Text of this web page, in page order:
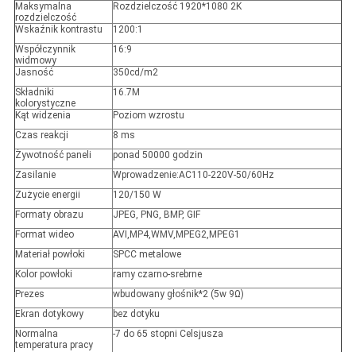
Maksymalna
rozdzielczość
Rozdzielczość 1920*1080 2K
Wskaźnik kontrastu
1200:1
Współczynnik
widmowy
16:9
Jasność
350cd/m2
Składniki
kolorystyczne
16.7M
Kąt widzenia
Poziom wzrostu
Czas reakcji
8 ms
Żywotność paneli
ponad 50000 godzin
Zasilanie
Wprowadzenie:AC110-220V-50/60Hz
Zużycie energii
120/150 W
Formaty obrazu
JPEG, PNG, BMP, GIF
Format wideo
AVI,MP4,WMV,MPEG2,MPEG1
Materiał powłoki
SPCC metalowe
Kolor powłoki
ramy czarno-srebrne
Prezes
wbudowany głośnik*2 (5w 9Ω)
Ekran dotykowy
bez dotyku
Normalna
temperatura pracy
-7 do 65 stopni Celsjusza